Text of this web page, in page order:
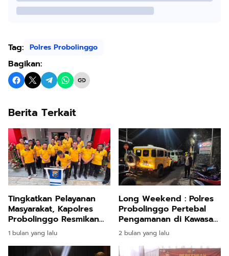
Tag: Polres Probolinggo
Bagikan:
Berita Terkait
Tingkatkan Pelayanan
Masyarakat, Kapolres
Probolinggo Resmikan
Gedung Berkah
Satreskrim
1 bulan yang lalu
Long Weekend : Polres
Probolinggo Pertebal
Pengamanan di Kawasan
Wisata Bromo
2 bulan yang lalu